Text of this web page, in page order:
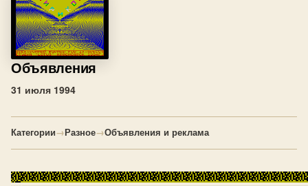
Объявления
31 июля 1994
Категории→Разное→Объявления и реклама